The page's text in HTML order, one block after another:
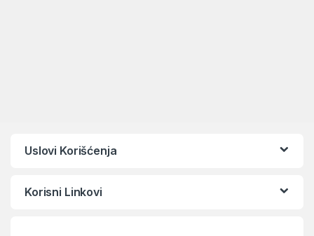
Uslovi Korišćenja
Korisni Linkovi